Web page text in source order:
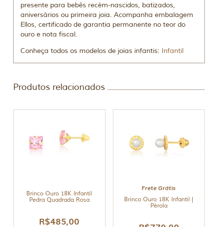
presente para bebês recém-nascidos, batizados,
aniversários ou primeira joia. Acompanha embalagem
Ellos, certificado de garantia permanente no teor do
ouro e nota fiscal.
Conheça todos os modelos de joias infantis: Infantil
Produtos relacionados
Brinco Ouro 18K Infantil
Pedra Quadrada Rosa
R$485,00
Frete Grátis
Brinco Ouro 18K Infantil |
Pérola